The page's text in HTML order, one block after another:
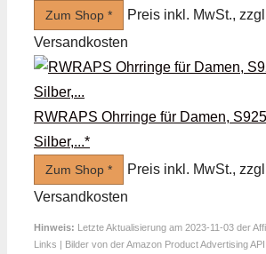
Zum Shop *
Preis inkl. MwSt.,
Versandkosten
RWRAPS Ohrringe für Damen, S925
Silber,...*
Zum Shop *
Preis inkl. MwSt.,
Versandkosten
Hinweis: Letzte Aktualisierung am 2023-11-03 der
Links | Bilder von der Amazon Product Advertising API